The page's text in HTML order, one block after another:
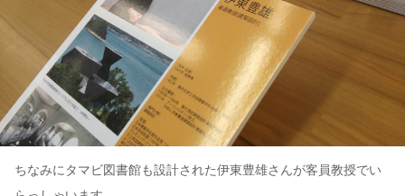
ちなみにタマビ図書館も設計された伊東豊雄さんが客員教授でい